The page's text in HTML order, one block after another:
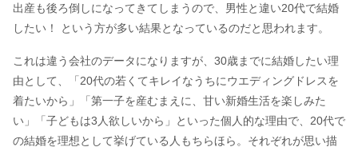
出産も後ろ倒しになってきてしまうので、男性と違い20代で結婚
したい！ という方が多い結果となっているのだと思われます。
これは違う会社のデータになりますが、30歳までに結婚したい理
由として、「20代の若くてキレイなうちにウエディングドレスを
着たいから」「第一子を産むまえに、甘い新婚生活を楽しみた
い」「子どもは3人欲しいから」といった個人的な理由で、20代で
の結婚を理想として挙げている人もちらほら。それぞれが思い描